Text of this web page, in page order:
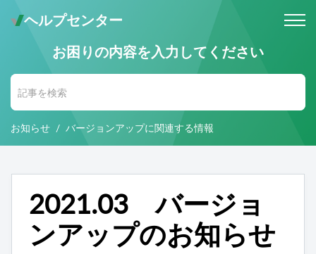
ヘルプセンター
メールでのお問い合わせ
お電話・ Web会議にて対応いたします。
お困りの内容を入力してください
お知らせ バージョンアップに関連する情報
2021.03 バージョ
ンアップのお知らせ